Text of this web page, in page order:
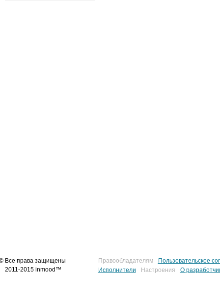
Все права защищены
2011-2015 inmood™
Правообладателям
Пользовательское
Исполнители
Настроения О